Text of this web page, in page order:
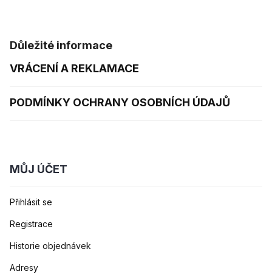
Důležité informace
VRÁCENÍ A REKLAMACE
PODMÍNKY OCHRANY OSOBNÍCH ÚDAJŮ
MŮJ ÚČET
Přihlásit se
Registrace
Historie objednávek
Adresy